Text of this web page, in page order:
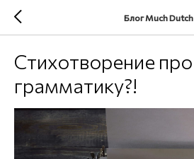
Блог Much Dutch
Стихотворение про
грамматику?!